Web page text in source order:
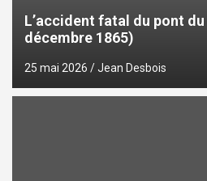
L’accident fatal du pont
décembre 1865)
25 mai 2026 Jean Desbois